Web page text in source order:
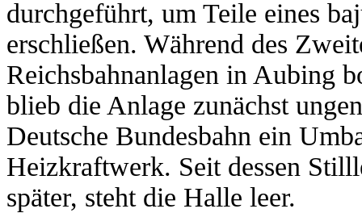
durchgeführt, um Teile eines
erschließen. Während des
Reichsbahnanlagen in Aubing
blieb die Anlage zunächst
Deutsche Bundesbahn ein
Heizkraftwerk. Seit dessen
später, steht die Halle leer.